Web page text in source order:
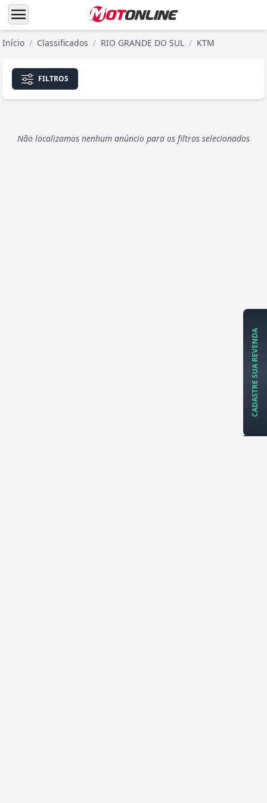
menu
Início / Classificados / RIO GRANDE DO SUL / KTM
FILTROS
Não localizamos nenhum anúncio para os filtros selecionados
CADASTRE SUA REVENDA